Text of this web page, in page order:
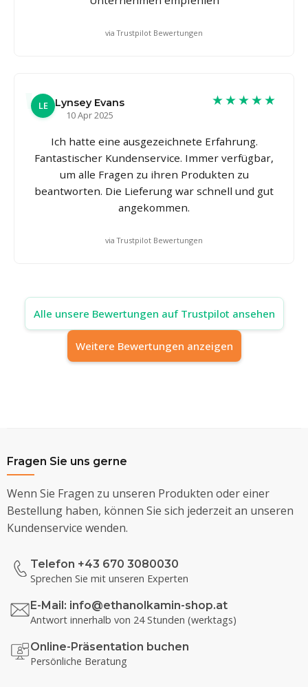
via Trustpilot Bewertungen
LE
Lynsey Evans
10 Apr 2025
★★★★★
Ich hatte eine ausgezeichnete Erfahrung.
Fantastischer Kundenservice. Immer verfügbar,
um alle Fragen zu ihren Produkten zu
beantworten. Die Lieferung war schnell und gut
angekommen.
via Trustpilot Bewertungen
Alle unsere Bewertungen auf Trustpilot ansehen
Weitere Bewertungen anzeigen
Fragen Sie uns gerne
Wenn Sie Fragen zu unseren Produkten oder einer
Bestellung haben, können Sie sich jederzeit an unseren
Kundenservice wenden.
Telefon +43 670 3080030
Sprechen Sie mit unseren Experten
E-Mail: info@ethanolkamin-shop.at
Antwort innerhalb von 24 Stunden (werktags)
Online-Präsentation buchen
Persönliche Beratung